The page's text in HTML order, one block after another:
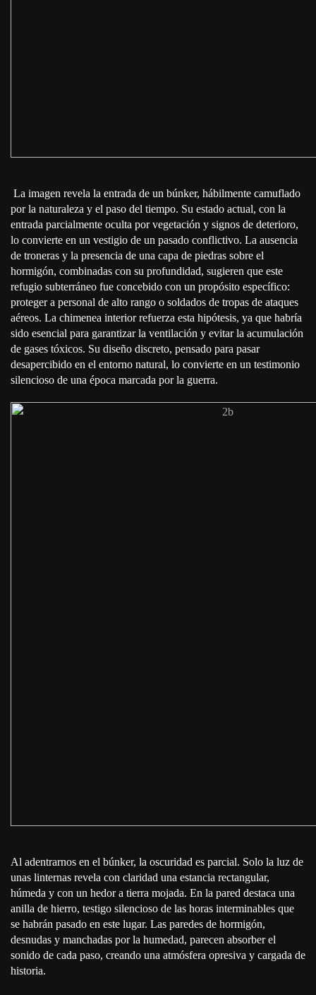
⁣ La imagen revela la entrada de un búnker, hábilmente camuflado
por la naturaleza y el paso del tiempo. Su estado actual, con la
entrada parcialmente oculta por vegetación y signos de deterioro,
lo convierte en un vestigio de un pasado conflictivo. La ausencia
de troneras y la presencia de una capa de piedras sobre el
hormigón, combinadas con su profundidad, sugieren que este
refugio subterráneo fue concebido con un propósito específico:
proteger a personal de alto rango o soldados de tropas de ataques
aéreos. La chimenea interior refuerza esta hipótesis, ya que habría
sido esencial para garantizar la ventilación y evitar la acumulación
de gases tóxicos. Su diseño discreto, pensado para pasar
desapercibido en el entorno natural, lo convierte en un testimonio
silencioso de una época marcada por la guerra.
Al adentrarnos en el búnker, la oscuridad es parcial. Solo la luz de
unas linternas revela con claridad una estancia rectangular,
húmeda y con un hedor a tierra mojada. En la pared destaca una
anilla de hierro, testigo silencioso de las horas interminables que
se habrán pasado en este lugar. Las paredes de hormigón,
desnudas y manchadas por la humedad, parecen absorber el
sonido de cada paso, creando una atmósfera opresiva y cargada de
historia.